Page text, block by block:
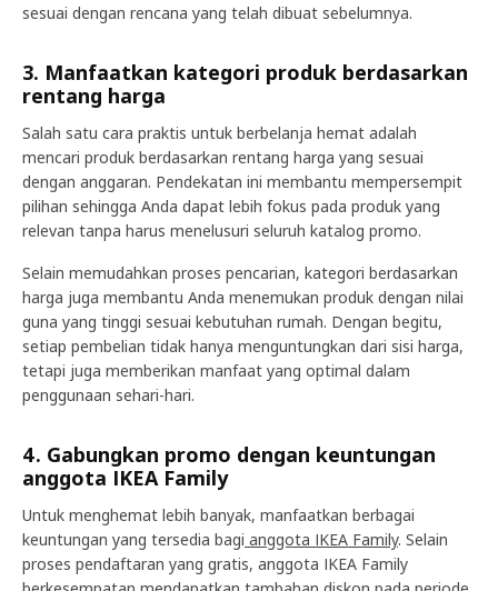
sesuai dengan rencana yang telah dibuat sebelumnya.
3. Manfaatkan kategori produk berdasarkan
rentang harga
Salah satu cara praktis untuk berbelanja hemat adalah
mencari produk berdasarkan rentang harga yang sesuai
dengan anggaran. Pendekatan ini membantu mempersempit
pilihan sehingga Anda dapat lebih fokus pada produk yang
relevan tanpa harus menelusuri seluruh katalog promo.
Selain memudahkan proses pencarian, kategori berdasarkan
harga juga membantu Anda menemukan produk dengan nilai
guna yang tinggi sesuai kebutuhan rumah. Dengan begitu,
setiap pembelian tidak hanya menguntungkan dari sisi harga,
tetapi juga memberikan manfaat yang optimal dalam
penggunaan sehari-hari.
4. Gabungkan promo dengan keuntungan
anggota IKEA Family
Untuk menghemat lebih banyak, manfaatkan berbagai
keuntungan yang tersedia bagi anggota IKEA Family. Selain
proses pendaftaran yang gratis, anggota IKEA Family